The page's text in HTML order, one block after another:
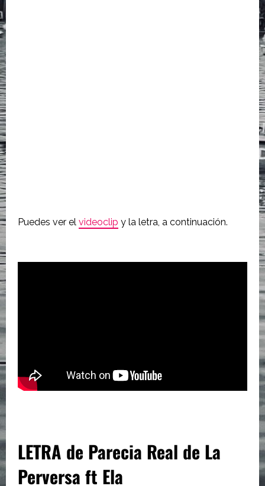
Puedes ver el videoclip y la letra, a continuación.
LETRA de Parecia Real de La
Perversa ft Ela